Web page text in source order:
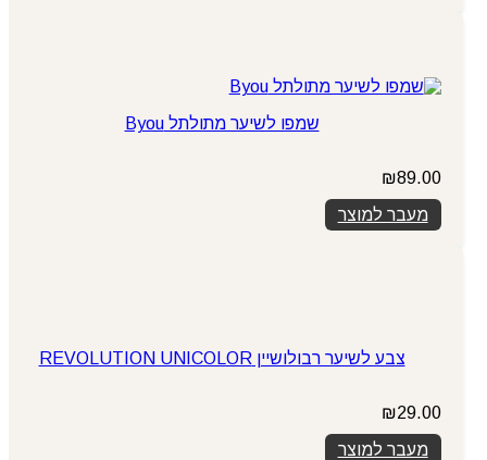
שמפו לשיער מתולתל Byou
₪89.00
מעבר למוצר
צבע לשיער רבולושיין REVOLUTION UNICOLOR
₪29.00
מעבר למוצר